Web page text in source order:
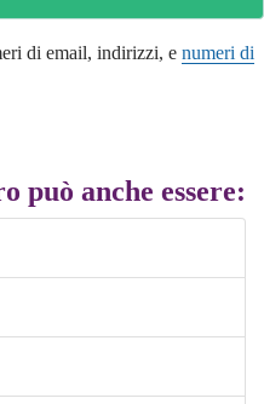
di email, indirizzi, e numeri di
può anche essere: